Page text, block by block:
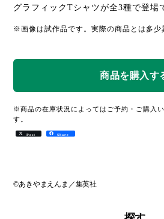
グラフィックTシャツが全3種で登場
※画像は試作品です。実際の商品とは多少
※商品の在庫状況によってはご予約・ご購入
す。
Post Share
©あきやまえんま／集英社